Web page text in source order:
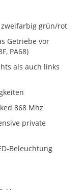
grün/rot
Getriebe vor
PA68)
als auch links
868 Mhz
private
Beleuchtung